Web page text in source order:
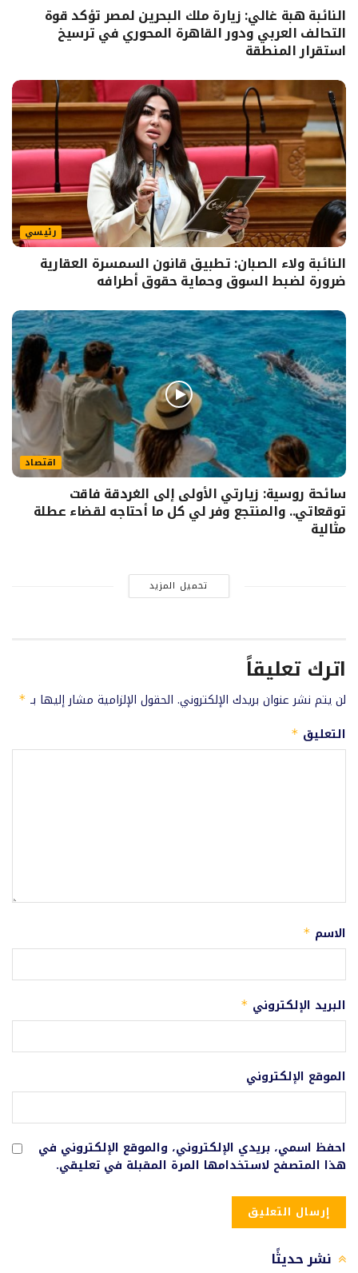
النائبة هبة غالي: زيارة ملك البحرين لمصر تؤكد قوة
التحالف العربي ودور القاهرة المحوري في ترسيخ
استقرار المنطقة
رئيسي
النائبة ولاء الصبان: تطبيق قانون السمسرة العقارية
ضرورة لضبط السوق وحماية حقوق أطرافه
اقتصاد
سائحة روسية: زيارتي الأولى إلى الغردقة فاقت
توقعاتي.. والمنتجع وفر لي كل ما أحتاجه لقضاء عطلة
مثالية
تحميل المزيد
اترك تعليقاً
لن يتم نشر عنوان بريدك الإلكتروني. الحقول الإلزامية مشار إليها بـ *
التعليق *
الاسم *
البريد الإلكتروني *
الموقع الإلكتروني
احفظ اسمي، بريدي الإلكتروني، والموقع الإلكتروني في
هذا المتصفح لاستخدامها المرة المقبلة في تعليقي.
نشر حديثًا